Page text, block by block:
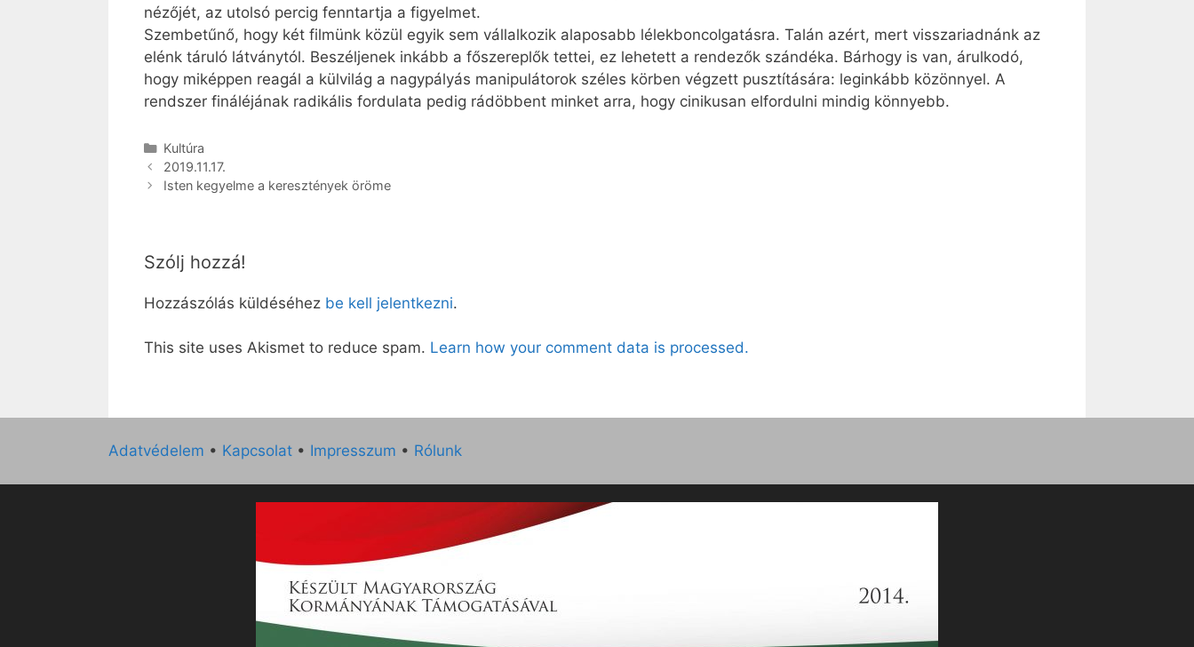
nézőjét, az utolsó percig fenntartja a figyelmet.
Szembetűnő, hogy két filmünk közül egyik sem vállalkozik alaposabb lélekboncolgatásra. Talán azért, mert visszariadnánk az
elénk táruló látványtól. Beszéljenek inkább a főszereplők tettei, ez lehetett a rendezők szándéka. Bárhogy is van, árulkodó,
hogy miképpen reagál a külvilág a nagypályás manipulátorok széles körben végzett pusztítására: leginkább közönnyel. A
rendszer fináléjának radikális fordulata pedig rádöbbent minket arra, hogy cinikusan elfordulni mindig könnyebb.
Kategória
Kultúra
2019.11.17.
Isten kegyelme a keresztények öröme
Szólj hozzá!
Hozzászólás küldéséhez be kell jelentkezni.
This site uses Akismet to reduce spam. Learn how your comment data is processed.
Adatvédelem • Kapcsolat • Impresszum • Rólunk